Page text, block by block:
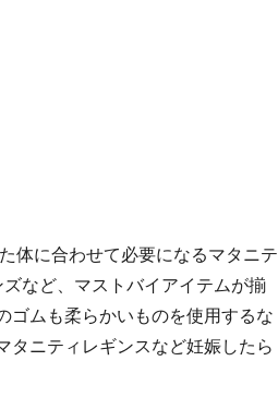
体に合わせて必要になるマタニテ
など、マストバイアイテムが揃
ゴムも柔らかいものを使用するな
タニティレギンスなど妊娠したら